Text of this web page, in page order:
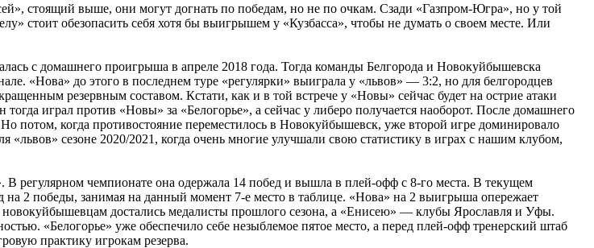
стоящий выше, они могут догнать по победам, но не по очкам. Сзади «Газпром-Югра», но у той
стоит обезопасить себя хотя бы выигрышем у «Кузбасса», чтобы не думать о своем месте. Или
с домашнего проигрыша в апреле 2018 года. Тогда команды Белгорода и Новокуйбышевска
«Нова» до этого в последнем туре «регулярки» выиграла у «львов» — 3:2, но для белгородцев
резервным составом. Кстати, как и в той встрече у «Новы» сейчас будет на острие атаки
играл против «Новы» за «Белогорье», а сейчас у либеро получается наоборот. После домашнего
потом, когда противостояние переместилось в Новокуйбышевск, уже второй игре доминировало
сезоне 2020/2021, когда очень многие улучшали свою статистику в играх с нашим клубом,
регулярном чемпионате она одержала 14 побед и вышла в плей-офф с 8-го места. В текущем
2 победы, занимая на данный момент 7-е место в таблице. «Нова» на 2 выигрыша опережает
достались медалисты прошлого сезона, а «Енисею» — клубы Ярославля и Уфы.
«Белогорье» уже обеспечило себе незыблемое пятое место, а перед плей-офф тренерский штаб
практику игрокам резерва.